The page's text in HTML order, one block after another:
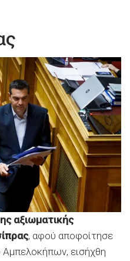
αξιωματικής
, αφού αποφοίτησε
εισήχθη